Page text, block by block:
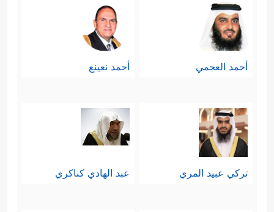
أحمد العجمي أحمد نعينع
تركي عبيد المري عبد الهادي كناكري